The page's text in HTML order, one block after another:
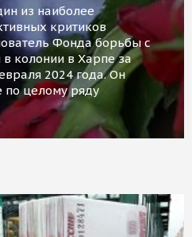
из наиболее
критиков
Фонда борьбы с
колонии в Харпе за
2024 года. Он
по целому ряду